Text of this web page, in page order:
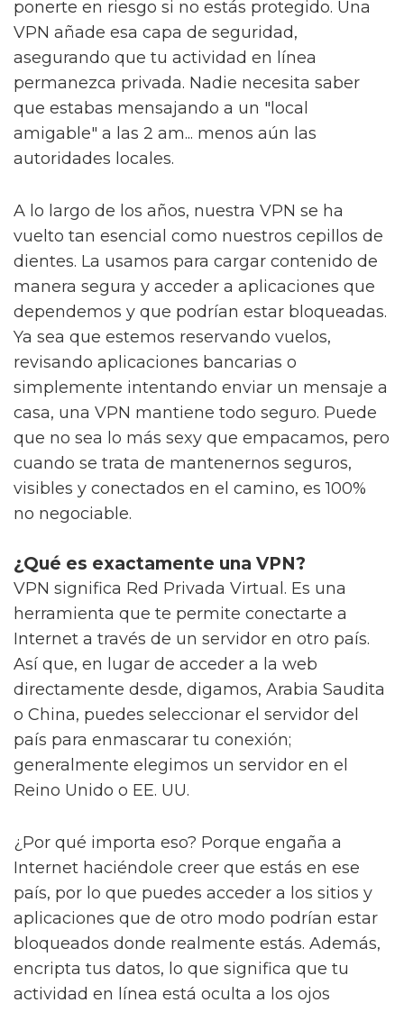
ponerte en riesgo si no estás protegido. Una
VPN añade esa capa de seguridad,
asegurando que tu actividad en línea
permanezca privada. Nadie necesita saber
que estabas mensajando a un "local
amigable" a las 2 am... menos aún las
autoridades locales.
A lo largo de los años, nuestra VPN se ha
vuelto tan esencial como nuestros cepillos de
dientes. La usamos para cargar contenido de
manera segura y acceder a aplicaciones que
dependemos y que podrían estar bloqueadas.
Ya sea que estemos reservando vuelos,
revisando aplicaciones bancarias o
simplemente intentando enviar un mensaje a
casa, una VPN mantiene todo seguro. Puede
que no sea lo más sexy que empacamos, pero
cuando se trata de mantenernos seguros,
visibles y conectados en el camino, es 100%
no negociable.
¿Qué es exactamente una VPN?
VPN significa Red Privada Virtual. Es una
herramienta que te permite conectarte a
Internet a través de un servidor en otro país.
Así que, en lugar de acceder a la web
directamente desde, digamos, Arabia Saudita
o China, puedes seleccionar el servidor del
país para enmascarar tu conexión;
generalmente elegimos un servidor en el
Reino Unido o EE. UU.
¿Por qué importa eso? Porque engaña a
Internet haciéndole creer que estás en ese
país, por lo que puedes acceder a los sitios y
aplicaciones que de otro modo podrían estar
bloqueados donde realmente estás. Además,
encripta tus datos, lo que significa que tu
actividad en línea está oculta a los ojos